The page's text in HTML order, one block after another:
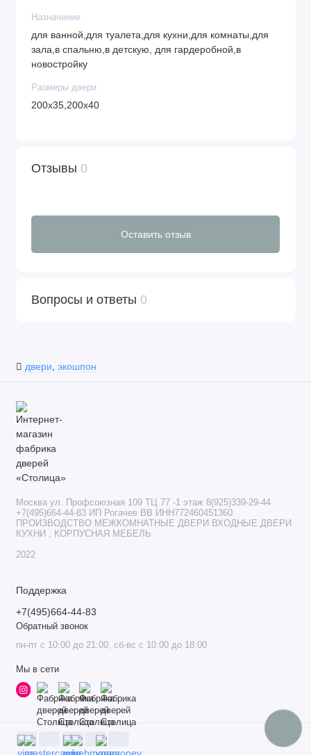
Назначение
для ванной,для туалета,для кухни,для комнаты,для
зала,в спальню,в детскую, для гардеробной,в
новостройку
Размеры двери
200х35,200х40
Отзывы 0
Оставить отзыв
Вопросы и ответы 0
двери, экошпон
Москва ул. Профсоюзная 109 ТЦ 77 -1 этаж 8(925)339-29-44
+7(495)664-44-83 ИП Рогачев ВВ ИНН772460451360
ПРОИЗВОДСТВО МЕЖКОМНАТНЫЕ ДВЕРИ ВХОДНЫЕ ДВЕРИ
КУХНИ , КОРПУСНАЯ МЕБЕЛЬ
2022
Поддержка
+7(495)664-44-83
Обратный звонок
пн-пт с 10:00 до 21:00, сб-вс с 10:00 до 18:00
Мы в сети